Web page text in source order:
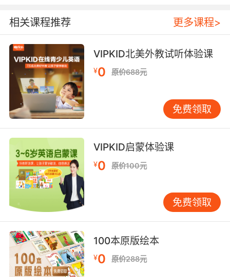
如： You look beautiful.（你看起来很漂亮。）
The cake looks delicious.（蛋糕看起来很好
吃。） Sound：表示“听起来”。例如： The
music sounds great.（音乐听起来很棒。） His
idea sounds interesting.（他的想法听起来很有
趣。） Smell：表示“闻起来”。例如： The
flowers smell sweet.（花闻起来很香。） The
food smells good.（食物闻起来很香。）
Taste：表示“尝起来”。例如： The soup tastes
salty.（汤尝起来很咸。） The apple tastes
sweet.（苹果尝起来很甜。） 连系动词的使用技
巧 注意主谓一致：在使用连系动词时，必须确保
动词的形式与主语一致。例如： She is a
teacher.（正确） She are a teacher.（错误）
避免混淆：有些动词既可以作连系动词，也可以
作实义动词。例如： He looks tired.（连系动
词，表示“看起来”） He looks at the picture.
（实义动词，表示“看”） 结合表语使用：连系动
词后面通常接形容词、名词或介词短语作为表
语。例如： The weather is nice.（形容词）
相关课程推荐 更多课程>
VIPKID北美外教试听体验课
¥0 原价688元
免费领取
VIPKID启蒙体验课
¥0 原价100元
免费领取
100本原版绘本
¥0 原价288元